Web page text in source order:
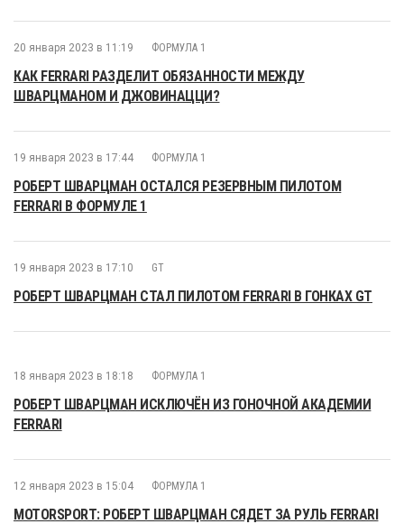
20 января 2023 в 11:19 ФОРМУЛА 1
КАК FERRARI РАЗДЕЛИТ ОБЯЗАННОСТИ МЕЖДУ
ШВАРЦМАНОМ И ДЖОВИНАЦЦИ?
19 января 2023 в 17:44 ФОРМУЛА 1
РОБЕРТ ШВАРЦМАН ОСТАЛСЯ РЕЗЕРВНЫМ ПИЛОТОМ
FERRARI В ФОРМУЛЕ 1
19 января 2023 в 17:10 GT
РОБЕРТ ШВАРЦМАН СТАЛ ПИЛОТОМ FERRARI В ГОНКАХ GT
18 января 2023 в 18:18 ФОРМУЛА 1
РОБЕРТ ШВАРЦМАН ИСКЛЮЧЁН ИЗ ГОНОЧНОЙ АКАДЕМИИ
FERRARI
12 января 2023 в 15:04 ФОРМУЛА 1
MOTORSPORT: РОБЕРТ ШВАРЦМАН СЯДЕТ ЗА РУЛЬ FERRARI